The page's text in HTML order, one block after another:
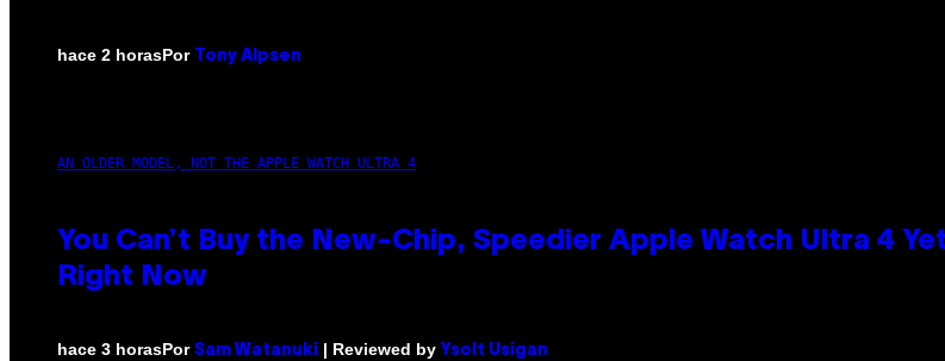
hace 2 horasPor Tony Alpsen
AN OLDER MODEL, NOT THE APPLE WATCH ULTRA 4
You Can’t Buy the New-Chip, Speedier Apple Watch Ultra 4
Right Now
hace 3 horasPor Sam Watanuki | Reviewed by Ysolt Usigan